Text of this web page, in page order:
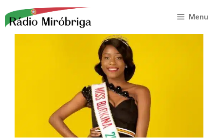
para
Menu